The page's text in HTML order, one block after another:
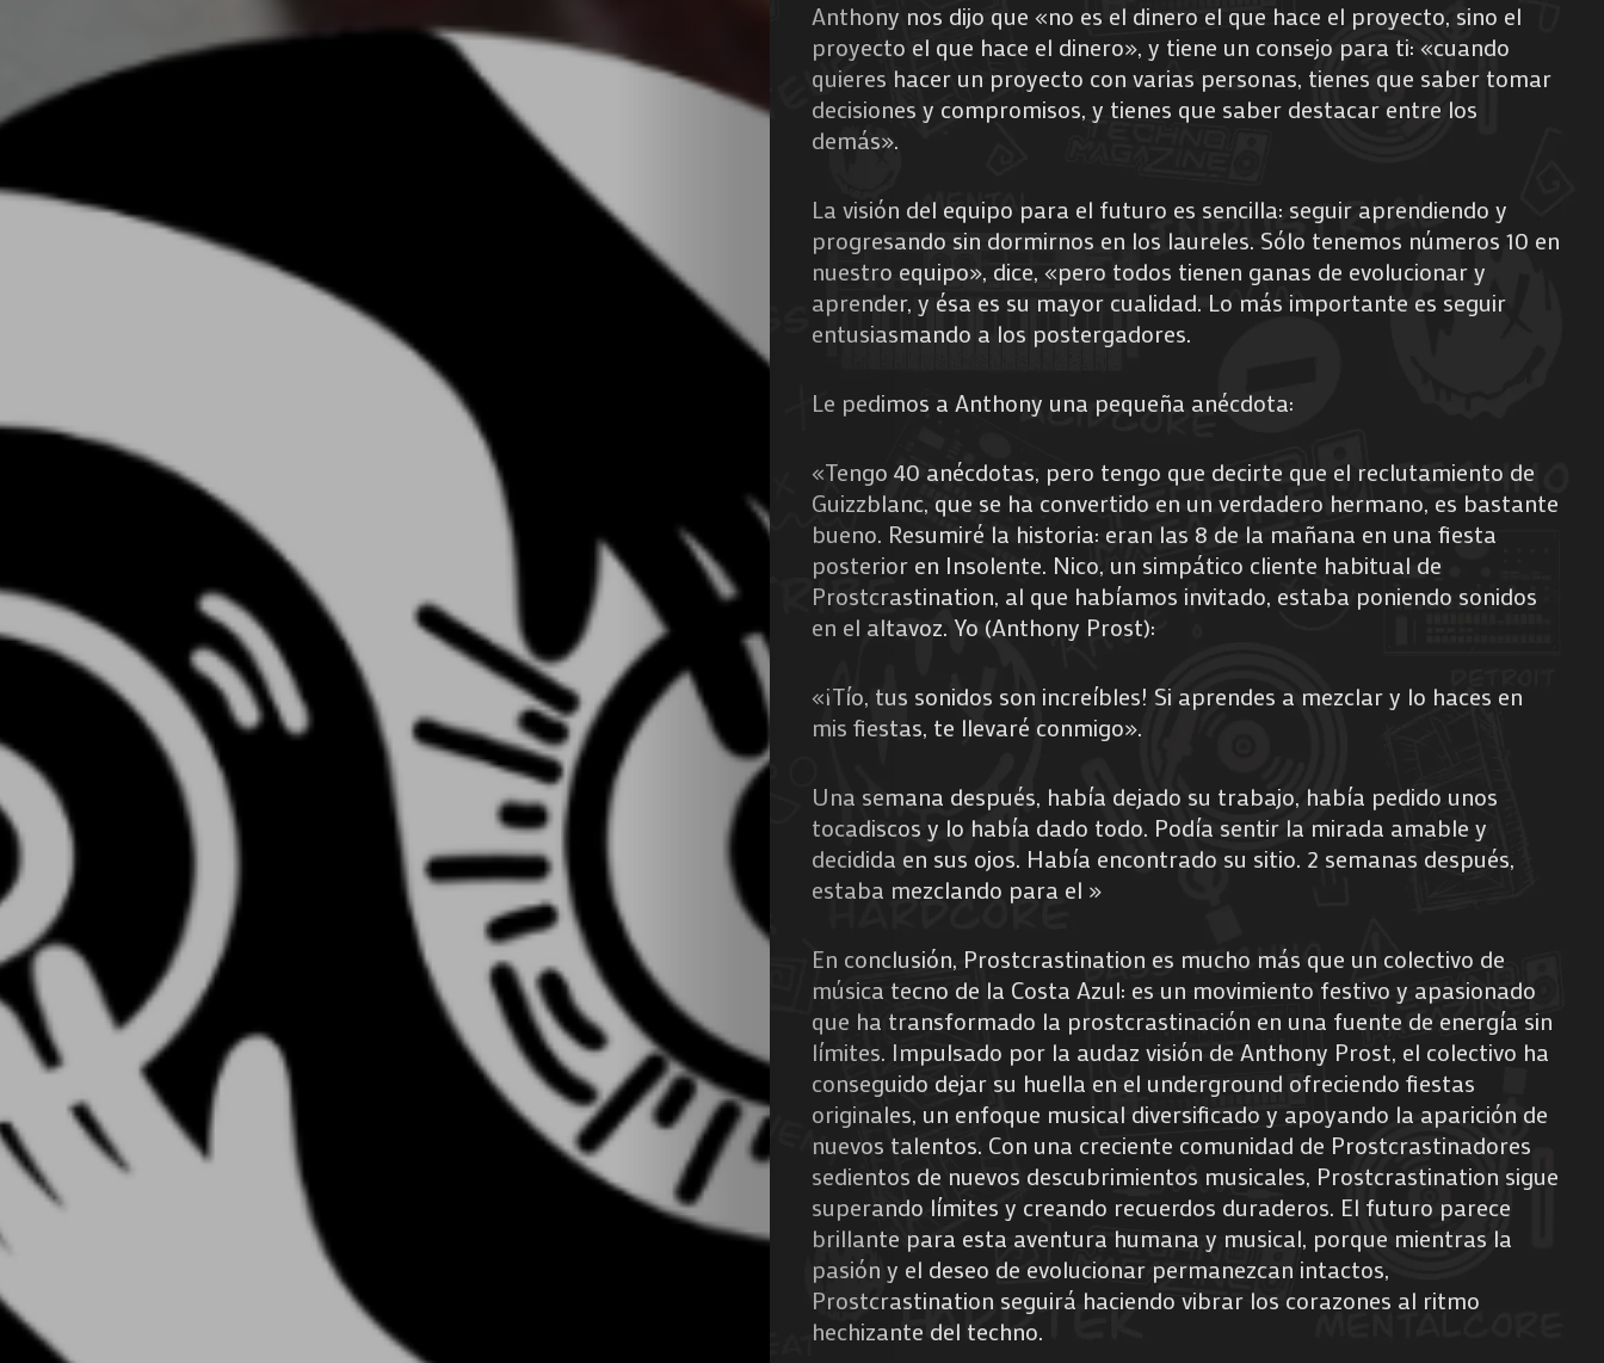
Anthony nos dijo que «no es el dinero el que hace el proyecto, sino el
proyecto el que hace el dinero», y tiene un consejo para ti: «cuando
quieres hacer un proyecto con varias personas, tienes que saber tomar
decisiones y compromisos, y tienes que saber destacar entre los
demás».
La visión del equipo para el futuro es sencilla: seguir aprendiendo y
progresando sin dormirnos en los laureles. Sólo tenemos números 10 en
nuestro equipo», dice, «pero todos tienen ganas de evolucionar y
aprender, y ésa es su mayor cualidad. Lo más importante es seguir
entusiasmando a los postergadores.
Le pedimos a Anthony una pequeña anécdota:
«Tengo 40 anécdotas, pero tengo que decirte que el reclutamiento de
Guizzblanc, que se ha convertido en un verdadero hermano, es bastante
bueno. Resumiré la historia: eran las 8 de la mañana en una fiesta
posterior en Insolente. Nico, un simpático cliente habitual de
Prostcrastination, al que habíamos invitado, estaba poniendo sonidos
en el altavoz. Yo (Anthony Prost):
«¡Tío, tus sonidos son increíbles! Si aprendes a mezclar y lo haces en
mis fiestas, te llevaré conmigo».
Una semana después, había dejado su trabajo, había pedido unos
tocadiscos y lo había dado todo. Podía sentir la mirada amable y
decidida en sus ojos. Había encontrado su sitio. 2 semanas después,
estaba mezclando para el »
En conclusión, Prostcrastination es mucho más que un colectivo de
música tecno de la Costa Azul: es un movimiento festivo y apasionado
que ha transformado la prostcrastinación en una fuente de energía sin
límites. Impulsado por la audaz visión de Anthony Prost, el colectivo ha
conseguido dejar su huella en el underground ofreciendo fiestas
originales, un enfoque musical diversificado y apoyando la aparición de
nuevos talentos. Con una creciente comunidad de Prostcrastinadores
sedientos de nuevos descubrimientos musicales, Prostcrastination sigue
superando límites y creando recuerdos duraderos. El futuro parece
brillante para esta aventura humana y musical, porque mientras la
pasión y el deseo de evolucionar permanezcan intactos,
Prostcrastination seguirá haciendo vibrar los corazones al ritmo
hechizante del techno.